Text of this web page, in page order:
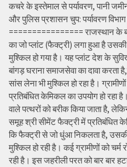
कचरे के इस्तेमाल से पर्यावरण, पानी
और पुलिस प्रशासन चुप: पर्यावरण
================ राजस्थान के
का जो प्लांट (फैक्ट्री) लगा हुआ है
मुश्किल हो गया है। यह प्लांट देश के
बांगड़ घराना समाजसेवा का दावा करता
सांस लेना भी मुश्किल हो रहा है।
प्रतिबंधित केमिकल का उपयोग हो
वाले पत्थरों को बरीक किया जाता है,
समूह श्री सीमेंट फैक्ट्री में प्रतिबंधित
कि फैक्ट्री से जो धुंआ निकलता है,
मुश्किल हो रही है। कई ग्रामीणों को
रही है। इस जहरीली परत को बार बार